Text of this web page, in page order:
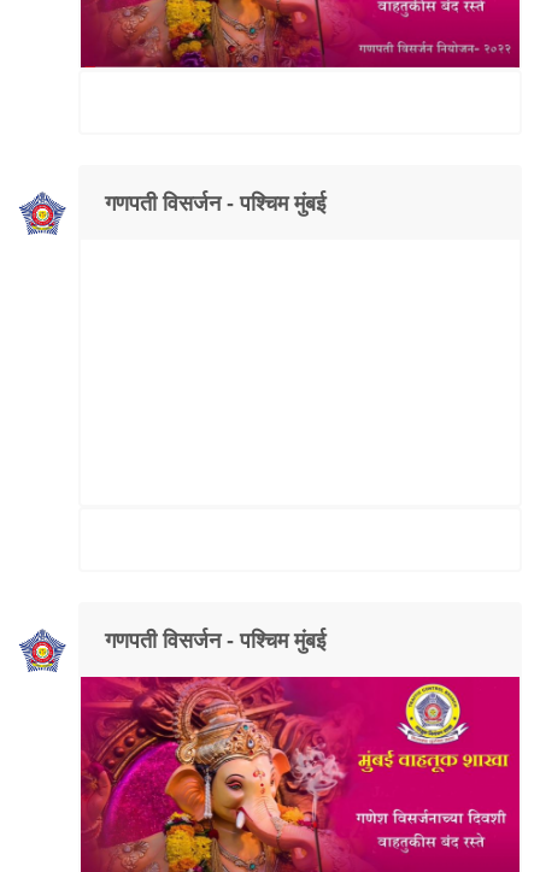
गणपती विसर्जन - पश्चिम मुंबई
गणपती विसर्जन - पश्चिम मुंबई